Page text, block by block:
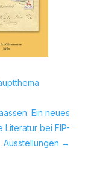
Ein neues
Literatur bei FIP-
Ausstellungen →